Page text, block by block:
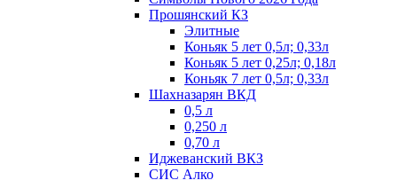
Прошянский КЗ
Элитные
Коньяк 5 лет 0,5л; 0,33л
Коньяк 5 лет 0,25л; 0,18л
Коньяк 7 лет 0,5л; 0,33л
Шахназарян ВКД
0,5 л
0,250 л
0,70 л
Иджеванский ВКЗ
СИС Алко